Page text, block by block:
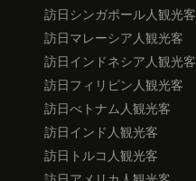
訪日シンガポール人観光客
訪日マレーシア人観光客
訪日インドネシア人観光客
訪日フィリピン人観光客
訪日べトナム人観光客
訪日インド人観光客
訪日トルコ人観光客